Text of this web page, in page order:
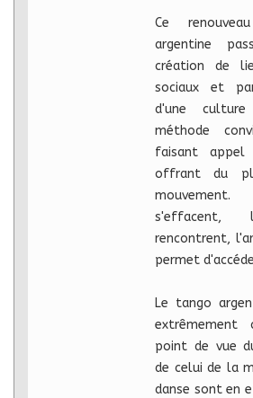
Ce
argentine
création de
sociaux et
d'une
méthode
faisant appel
offrant du
mouvement.
rencontrent,
permet
Le tango
extrêmement
point de vue
de celui de la
danse sont en